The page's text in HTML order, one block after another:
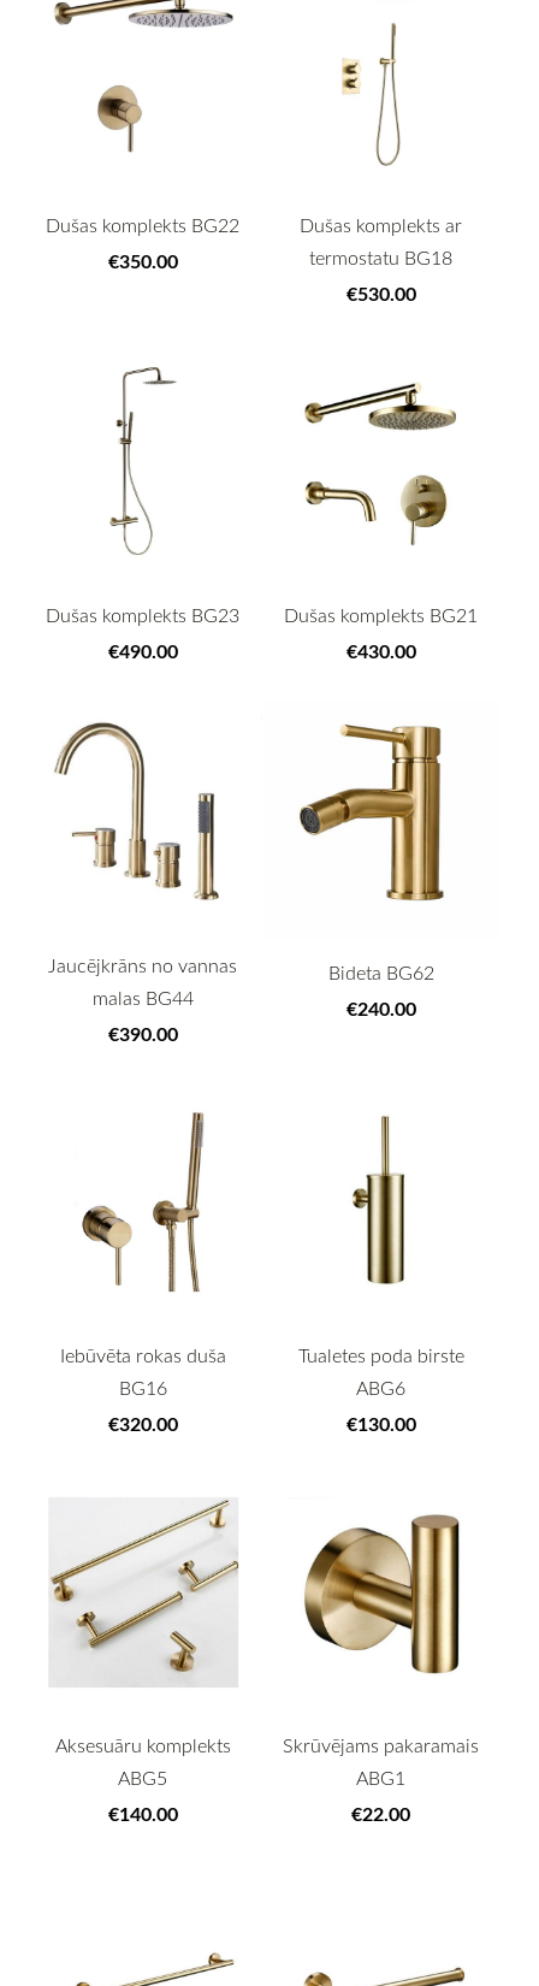
Dušas komplekts BG22
€350.00
Dušas komplekts ar
termostatu BG18
€530.00
Dušas komplekts BG23
€490.00
Dušas komplekts BG21
€430.00
Jaucējkrāns no vannas
malas BG44
€390.00
Bideta BG62
€240.00
Iebūvēta rokas duša
BG16
€320.00
Tualetes poda birste
ABG6
€130.00
Aksesuāru komplekts
ABG5
€140.00
Skrūvējams pakaramais
ABG1
€22.00